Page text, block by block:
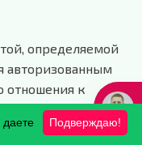
определяемой
авторизованным
отношения к
лицам не имеет.
характер.Подверждаю!
даете